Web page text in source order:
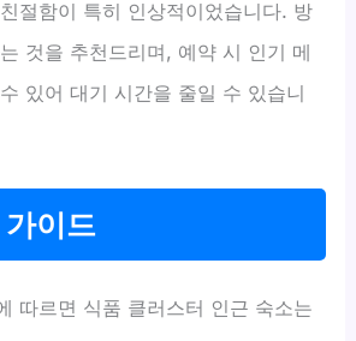
절함이 특히 인상적이었습니다. 방
것을 추천드리며, 예약 시 인기 메
있어 대기 시간을 줄일 수 있습니
이드
따르면 식품 클러스터 인근 숙소는